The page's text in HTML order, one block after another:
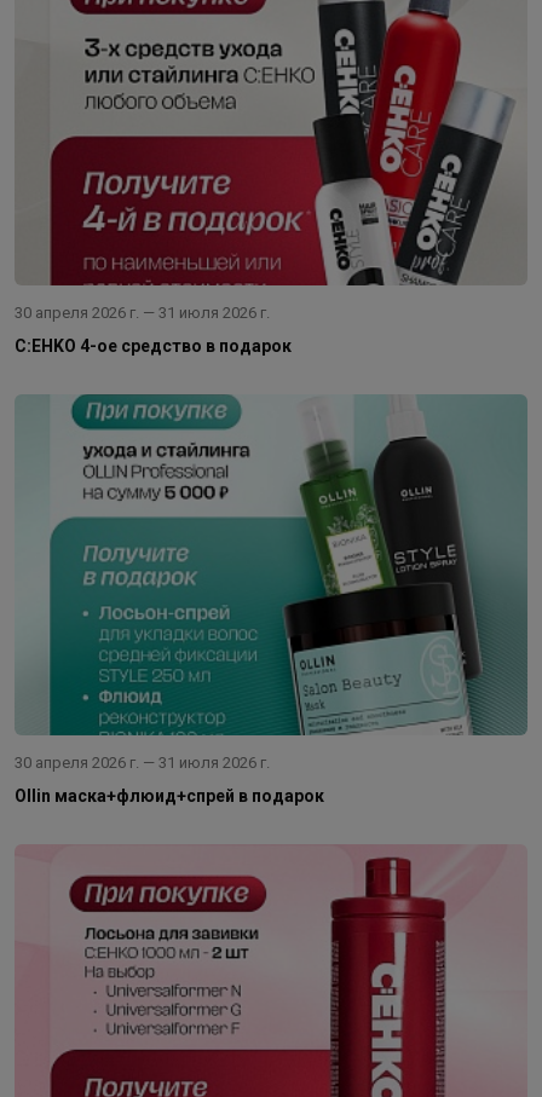
30 апреля 2026 г. — 31 июля 2026 г.
C:EHKO 4-ое средство в подарок
30 апреля 2026 г. — 31 июля 2026 г.
Ollin маска+флюид+спрей в подарок